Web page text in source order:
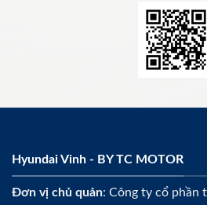
Hyundai Vinh - BY TC MOTOR
Đơn vị chủ quản: Công ty cổ phần